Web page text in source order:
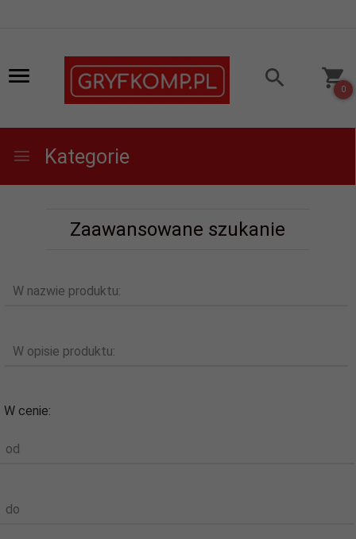
0
Kategorie
Zaawansowane szukanie
W nazwie produktu:
W opisie produktu:
W cenie:
od
do